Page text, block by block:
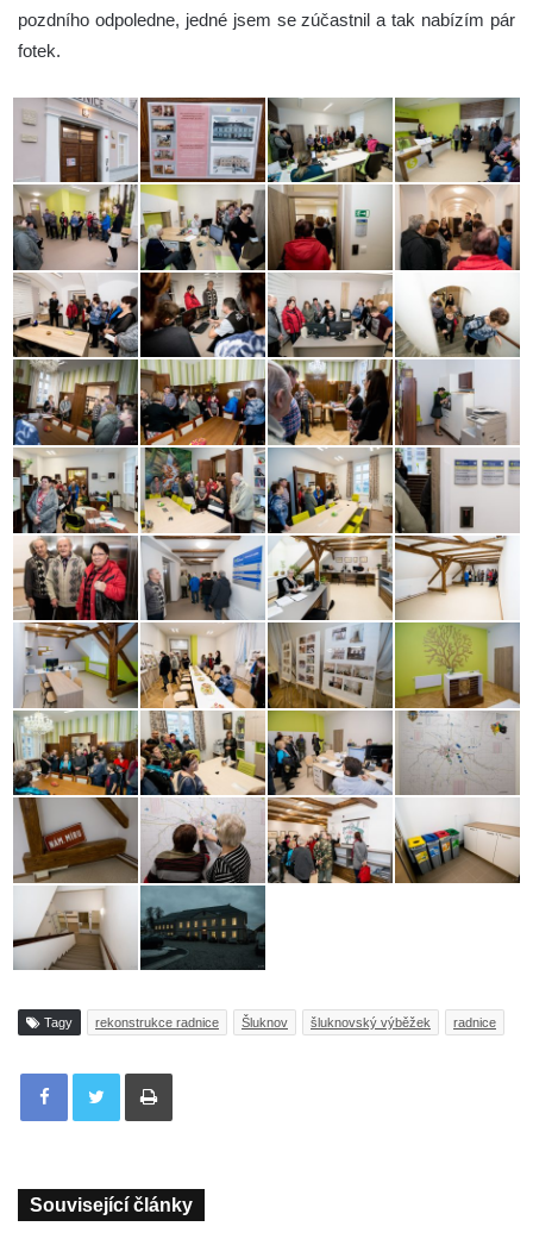
pozdního odpoledne, jedné jsem se zúčastnil a tak nabízím pár
fotek.
Tagy rekonstrukce radnice Šluknov šluknovský výběžek radnice
Tisknout
Související články